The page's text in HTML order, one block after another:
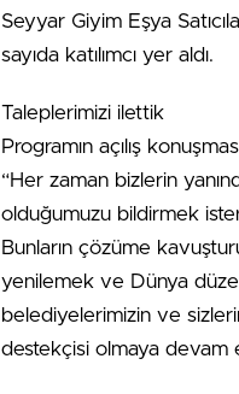
Seyyar Giyim Eşya
sayıda katılımcı yer aldı.
Taleplerimizi ilettik
Programın açılış
“Her zaman bizlerin
olduğumuzu bildirmek
Bunların çözüme
yenilemek ve Dünya
belediyelerimizin ve
destekçisi olmaya devam